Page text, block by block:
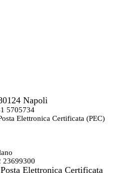
Napoli
5705734
Elettronica Certificata (PEC)
23699300
Elettronica Certificata